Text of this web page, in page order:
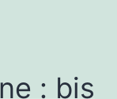
: bis